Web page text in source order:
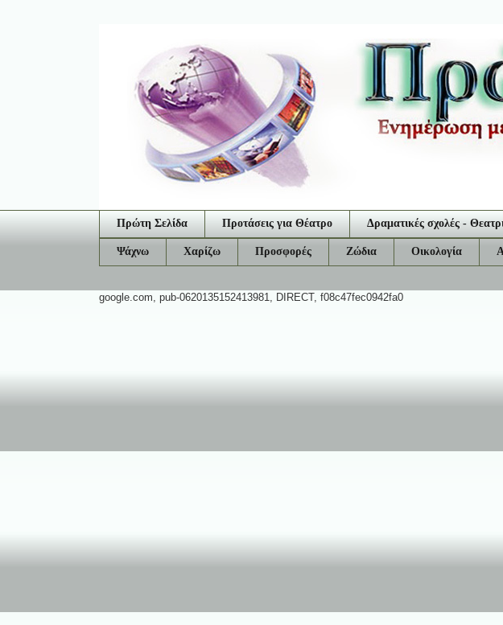
Πρώτη Σελίδα Προτάσεις για Θέατρο Δραματικές σχολές -
Ψάχνω Χαρίζω Προσφορές Ζώδια Οικολογία
google.com, pub-0620135152413981, DIRECT, f08c47fec0942fa0